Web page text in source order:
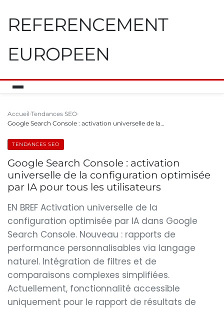
REFERENCEMENT
EUROPEEN
Accueil Tendances SEO
Google Search Console : activation universelle de la…
TENDANCES SEO
Google Search Console : activation
universelle de la configuration optimisée
par IA pour tous les utilisateurs
EN BREF Activation universelle de la
configuration optimisée par IA dans Google
Search Console. Nouveau : rapports de
performance personnalisables via langage
naturel. Intégration de filtres et de
comparaisons complexes simplifiées.
Actuellement, fonctionnalité accessible
uniquement pour le rapport de résultats de